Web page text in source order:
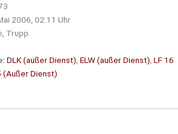
2006, 02:11 Uhr
Trupp
DLK (außer Dienst) ELW (außer Dienst) LF 16
(Außer Dienst)